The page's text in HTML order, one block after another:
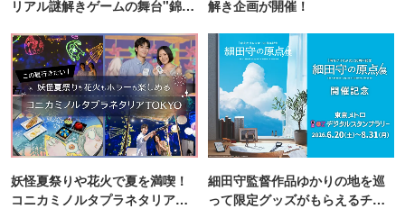
リアル謎解きゲームの舞台"錦糸
解き企画が開催！
妖怪夏祭りや花火で夏を満喫！
コニカミノルタプラネタリア
細田守監督作品ゆかりの地を巡
って限定グッズがもらえるチャ